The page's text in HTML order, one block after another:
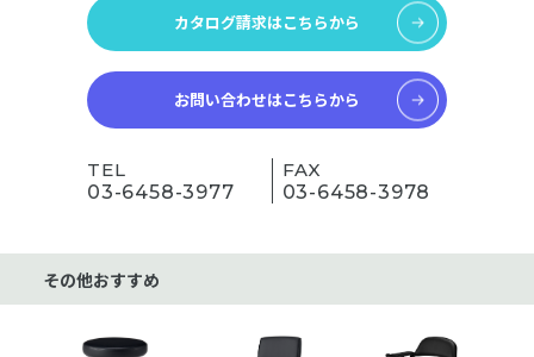
カタログ請求はこちらから
お問い合わせはこちらから
TEL
03-6458-3977
FAX
03-6458-3978
その他おすすめ